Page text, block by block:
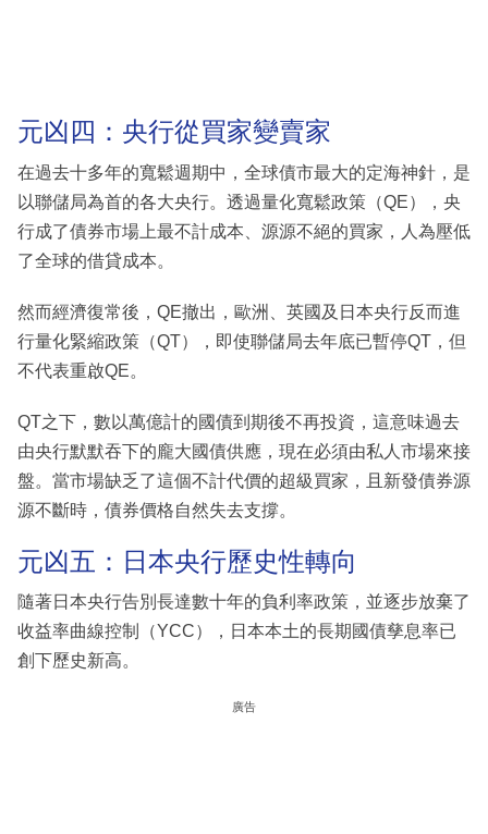
元凶四：央行從買家變賣家
在過去十多年的寬鬆週期中，全球債市最大的定海神針，是
以聯儲局為首的各大央行。透過量化寬鬆政策（QE），央
行成了債券市場上最不計成本、源源不絕的買家，人為壓低
了全球的借貸成本。
然而經濟復常後，QE撤出，歐洲、英國及日本央行反而進
行量化緊縮政策（QT），即使聯儲局去年底已暫停QT，但
不代表重啟QE。
QT之下，數以萬億計的國債到期後不再投資，這意味過去
由央行默默吞下的龐大國債供應，現在必須由私人市場來接
盤。當市場缺乏了這個不計代價的超級買家，且新發債券源
源不斷時，債券價格自然失去支撐。
元凶五：日本央行歷史性轉向
隨著日本央行告別長達數十年的負利率政策，並逐步放棄了
收益率曲線控制（YCC），日本本土的長期國債孳息率已
創下歷史新高。
廣告